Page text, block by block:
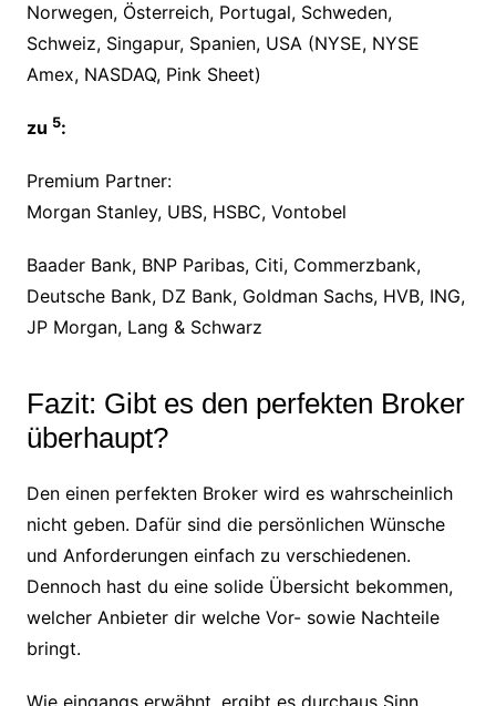
Norwegen, Österreich, Portugal, Schweden,
Schweiz, Singapur, Spanien, USA (NYSE, NYSE
Amex, NASDAQ, Pink Sheet)
zu 5:
Premium Partner:
Morgan Stanley, UBS, HSBC, Vontobel
Baader Bank, BNP Paribas, Citi, Commerzbank,
Deutsche Bank, DZ Bank, Goldman Sachs, HVB, ING,
JP Morgan, Lang & Schwarz
Fazit: Gibt es den perfekten Broker
überhaupt?
Den einen perfekten Broker wird es wahrscheinlich
nicht geben. Dafür sind die persönlichen Wünsche
und Anforderungen einfach zu verschiedenen.
Dennoch hast du eine solide Übersicht bekommen,
welcher Anbieter dir welche Vor- sowie Nachteile
bringt.
Wie eingangs erwähnt, ergibt es durchaus Sinn,